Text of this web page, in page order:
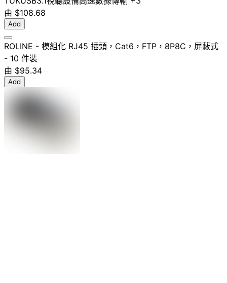
由 $108.68
Add
ROLINE - 模組化 RJ45 插頭，Cat6，FTP，8P8C，屏蔽式
- 10 件裝
由 $95.34
Add